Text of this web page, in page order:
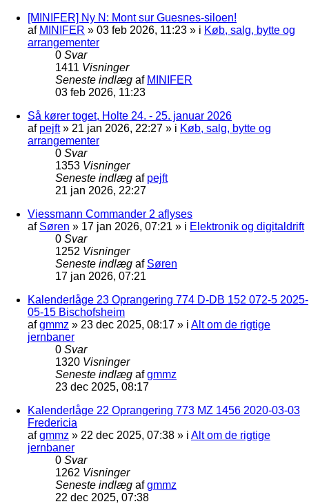
[MINIFER] Ny N: Mont sur Guesnes-siloen!
af MINIFER » 03 feb 2026, 11:23 » i Køb, salg, bytte og
arrangementer
0 Svar
1411 Visninger
Seneste indlæg af MINIFER
03 feb 2026, 11:23
Så kører toget, Holte 24. - 25. januar 2026
af pejft» 21 jan 2026, 22:27 » i Køb, salg, bytte og
arrangementer
0 Svar
1353 Visninger
Seneste indlæg af pejft
21 jan 2026, 22:27
Viessmann Commander 2 aflyses
af Søren » 17 jan 2026, 07:21 » i Elektronik og digitaldrift
0 Svar
1252 Visninger
Seneste indlæg af Søren
17 jan 2026, 07:21
Kalenderlåge 23 Oprangering 774 D-DB 152 072-5 2025-
05-15 Bischofsheim
afgmmz » 23 dec 2025, 08:17 » i Alt om de rigtige
jernbaner
0 Svar
1320 Visninger
Seneste indlæg afgmmz
23 dec 2025, 08:17
Kalenderlåge 22 Oprangering 773 MZ 1456 2020-03-03
Fredericia
afgmmz » 22 dec 2025, 07:38 » i Alt om de rigtige
jernbaner
0 Svar
1262 Visninger
Seneste indlæg afgmmz
22 dec 2025, 07:38